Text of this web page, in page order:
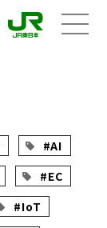
メニ
#AI
#EC
#IoT